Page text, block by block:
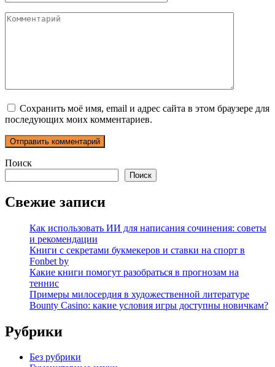
Комментарий
Сохранить моё имя, email и адрес сайта в этом браузере для
последующих моих комментариев.
Поиск
Поиск
Свежие записи
Как использовать ИИ для написания сочинения: советы
и рекомендации
Книги с секретами букмекеров и ставки на спорт в
Fonbet by
Какие книги помогут разобраться в прогнозам на
теннис
Примеры милосердия в художественной литературе
Bounty Casino: какие условия игры доступны новичкам?
Рубрики
Без рубрики